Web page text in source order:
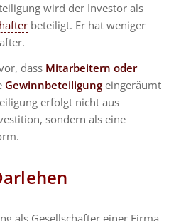
wird der Investor als
beteiligt. Er hat weniger
dass Mitarbeitern oder
Gewinnbeteiligung eingeräumt
erfolgt nicht aus
sondern als eine